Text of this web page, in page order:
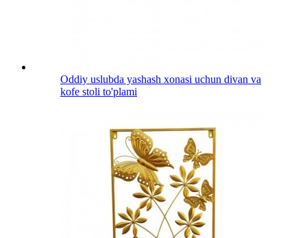
Oddiy uslubda yashash xonasi uchun divan va
kofe stoli to'plami